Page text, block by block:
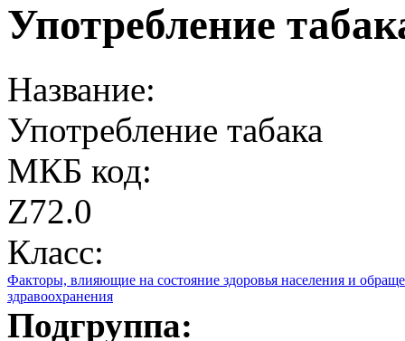
Употребление
Название:
Употребление табака
МКБ код:
Z72.0
Класс:
Факторы, влияющие на состояние здоровья населения и
здравоохранения
Подгруппа: